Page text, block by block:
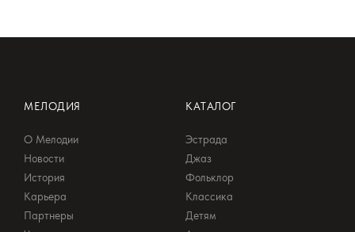
МЕЛОДИЯ
О Мелодии
Новости
История
Карьера
Партнеры
КАТАЛОГ
Эстрада
Джаз
Фольклор
Классика
Детям